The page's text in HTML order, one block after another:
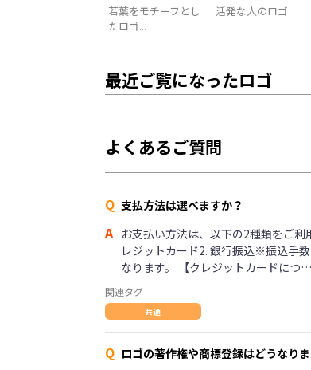
若葉をモチーフとし
たロゴ...
活発な人のロゴ
最近ご覧になったロゴ
よくあるご質問
Q 支払方法は選べますか？
A お支払い方法は、以下の2種類をご利
レジットカード2. 銀行振込※振込手
なります。 【クレジットカードにつ…
関連タグ
共通
Q ロゴの著作権や商標登録はどうなり